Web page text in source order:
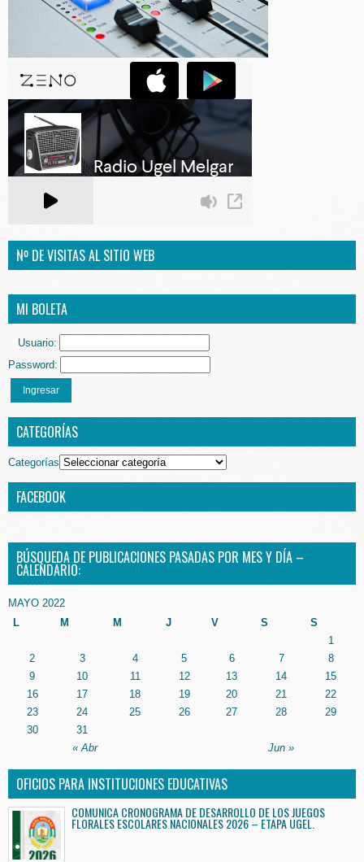
Nº DE VISITAS AL SITIO WEB
MI BOLETA
Usuario:
Password:
Ingresar
CATEGORÍAS
Categorías
FACEBOOK
BÚSQUEDA DE PUBLICACIONES PASADAS POR MES Y DÍA –
CALENDARIO:
MAYO 2022
L
M M J V S S
« Abr Jun »
1
2
3 4 5 6 7
8
9
10 11 12 13 14
15
16
17 18 19 20 21
22
23
24 25 26 27 28
29
30
31
OFICIOS PARA INSTITUCIONES EDUCATIVAS
COMUNICA CRONOGRAMA DE DESARROLLO DE LOS JUEGOS
FLORALES ESCOLARES NACIONALES 2026 – ETAPA UGEL.